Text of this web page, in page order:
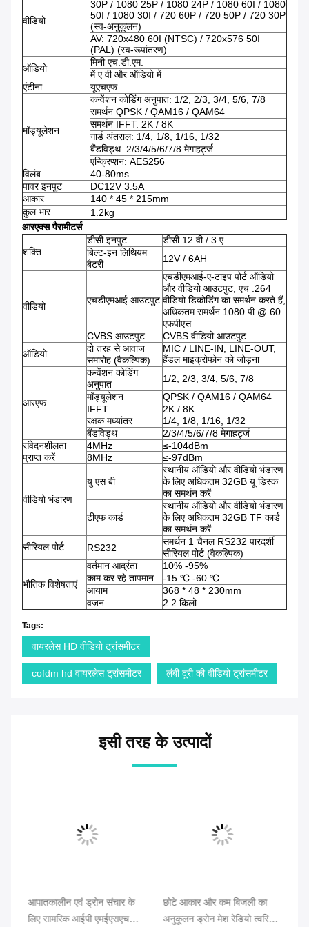
वीडियो
30P / 1080 25P / 1080 24P / 1080 60I / 1080
50I / 1080 30I / 720 60P / 720 50P / 720 30P
(स्व-अनुकूलन)
AV: 720x480 60I (NTSC) / 720x576 50I
(PAL) (स्व-रूपांतरण)
ऑडियो
मिनी एच.डी.एम.
में ए वी और ऑडियो में
एंटीना
यूएचएफ
मॉड्यूलेशन
कन्वेंशन कोडिंग अनुपात: 1/2, 2/3, 3/4, 5/6, 7/8
समर्थन QPSK / QAM16 / QAM64
समर्थन IFFT: 2K / 8K
गार्ड अंतराल: 1/4, 1/8, 1/16, 1/32
बैंडविड्थ: 2/3/4/5/6/7/8 मेगाहर्ट्ज
एन्क्रिप्शन: AES256
विलंब
40-80ms
पावर इनपुट
DC12V 3.5A
आकार
140 * 45 * 215mm
कुल भार
1.2kg
आरएक्स पैरामीटर्स
शक्ति
डीसी इनपुट
डीसी 12 वी / 3 ए
बिल्ट-इन लिथियम
बैटरी
12V / 6AH
वीडियो
एचडीएमआई आउटपुट
एचडीएमआई-ए-टाइप पोर्ट ऑडियो
और वीडियो आउटपुट, एच .264
वीडियो डिकोडिंग का समर्थन करते हैं,
अधिकतम समर्थन 1080 पी @ 60
एफपीएस
CVBS आउटपुट
CVBS वीडियो आउटपुट
ऑडियो
दो तरह से आवाज
समारोह (वैकल्पिक)
MIC / LINE-IN, LINE-OUT,
हैंडल माइक्रोफोन को जोड़ना
आरएफ
कन्वेंशन कोडिंग
अनुपात
1/2, 2/3, 3/4, 5/6, 7/8
मॉड्यूलेशन
QPSK / QAM16 / QAM64
IFFT
2K / 8K
रक्षक मध्यांतर
1/4, 1/8, 1/16, 1/32
बैंडविड्थ
2/3/4/5/6/7/8 मेगाहर्ट्ज
संवेदनशीलता
प्राप्त करें
4MHz
≤-104dBm
8MHz
≤-97dBm
वीडियो भंडारण
यु एस बी
स्थानीय ऑडियो और वीडियो भंडारण
के लिए अधिकतम 32GB यू डिस्क
का समर्थन करें
टीएफ कार्ड
स्थानीय ऑडियो और वीडियो भंडारण
के लिए अधिकतम 32GB TF कार्ड
का समर्थन करें
सीरियल पोर्ट
RS232
समर्थन 1 चैनल RS232 पारदर्शी
सीरियल पोर्ट (वैकल्पिक)
भौतिक विशेषताएं
वर्तमान आर्द्रता
10% -95%
काम कर रहे तापमान
-15 ℃ -60 ℃
आयाम
368 * 48 * 230mm
वजन
2.2 किलो
Tags:
वायरलेस HD वीडियो ट्रांसमीटर
cofdm hd वायरलेस ट्रांसमीटर लंबी दूरी की वीडियो ट्रांसमीटर
इसी तरह के उत्पादों
आपातकालीन एवं ड्रोन संचार के
लिए सामरिक आईपी एमईएसएच
छोटे आकार और कम बिजली का
अनुकूलन ड्रोन मेश रेडियो त्वरित